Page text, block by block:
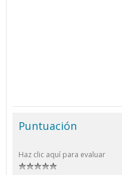
Puntuación
Haz clic aquí para evaluar